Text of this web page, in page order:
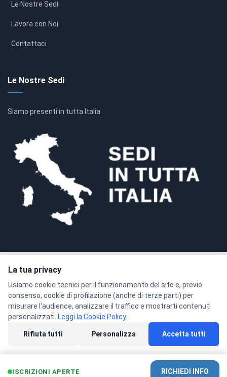
ISCRIZIONI APERTE RICHIEDI INFO
Le Nostre Sedi
Lavora con Noi
Contattaci
Le Nostre Sedi
Siamo presenti in tutta Italia
Pagamenti sicuri con crittografia SSL a 128 bit
Privacy Policy Condizioni di VenditaCookie Policy Preferenze cookie
La tua privacy
Usiamo cookie tecnici per il funzionamento del sito e, previo
consenso, cookie di profilazione (anche di terze parti) per
misurare l'audience, analizzare il traffico e mostrarti contenuti
personalizzati. Leggi la Cookie Policy.
Rifiuta tutti Personalizza Accetta tutti